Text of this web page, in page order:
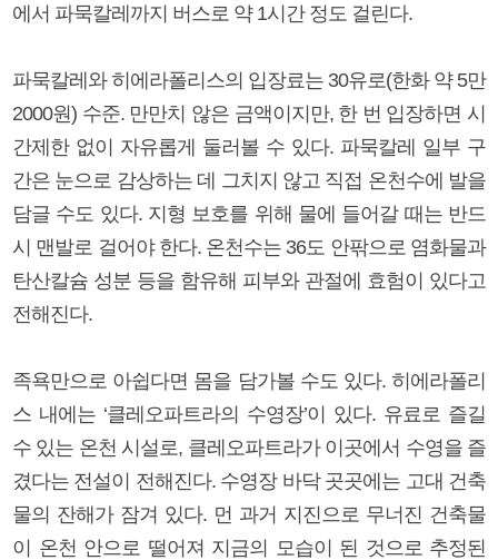
에서 파묵칼레까지 버스로 약 1시간 정도 걸린다.
파묵칼레와 히에라폴리스의 입장료는 30유로(한화 약 5만
2000원) 수준. 만만치 않은 금액이지만, 한 번 입장하면 시
간제한 없이 자유롭게 둘러볼 수 있다. 파묵칼레 일부 구
간은 눈으로 감상하는 데 그치지 않고 직접 온천수에 발을
담글 수도 있다. 지형 보호를 위해 물에 들어갈 때는 반드
시 맨발로 걸어야 한다. 온천수는 36도 안팎으로 염화물과
탄산칼슘 성분 등을 함유해 피부와 관절에 효험이 있다고
전해진다.
족욕만으로 아쉽다면 몸을 담가볼 수도 있다. 히에라폴리
스 내에는 ‘클레오파트라의 수영장’이 있다. 유료로 즐길
수 있는 온천 시설로, 클레오파트라가 이곳에서 수영을 즐
겼다는 전설이 전해진다. 수영장 바닥 곳곳에는 고대 건축
물의 잔해가 잠겨 있다. 먼 과거 지진으로 무너진 건축물
이 온천 안으로 떨어져 지금의 모습이 된 것으로 추정된